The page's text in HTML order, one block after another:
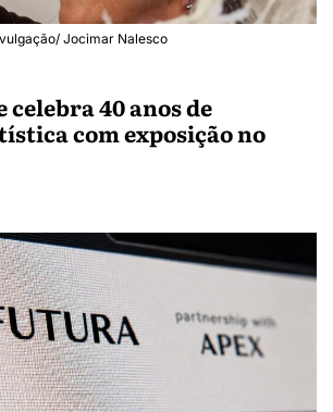
Jocimar Nalesco
celebra 40 anos de
com exposição no